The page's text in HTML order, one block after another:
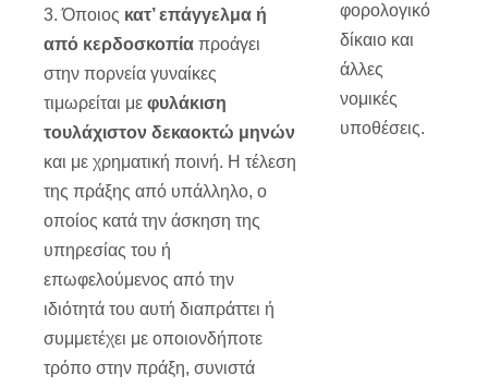
3. Όποιος κατ’ επάγγελμα ή
από κερδοσκοπία προάγει
στην πορνεία γυναίκες
τιμωρείται με φυλάκιση
τουλάχιστον δεκαοκτώ μηνών
και με χρηματική ποινή. Η τέλεση
της πράξης από υπάλληλο, ο
οποίος κατά την άσκηση της
υπηρεσίας του ή
επωφελούμενος από την
ιδιότητά του αυτή διαπράττει ή
συμμετέχει με οποιονδήποτε
τρόπο στην πράξη, συνιστά
φορολογικό
δίκαιο και
άλλες
νομικές
υποθέσεις.